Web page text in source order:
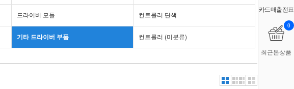
카드매출전표
최근본상품
0
드라이버 모듈 컨트롤러 단색
기타 드라이버 부품 컨트롤러 (미분류)